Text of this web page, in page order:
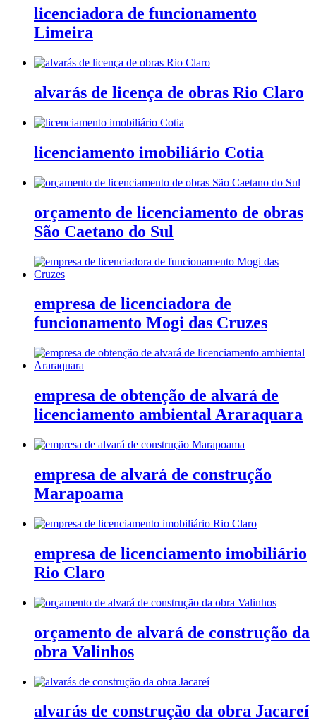
licenciadora de funcionamento
Limeira
alvarás de licença de obras Rio Claro
licenciamento imobiliário Cotia
orçamento de licenciamento de obras
São Caetano do Sul
empresa de licenciadora de
funcionamento Mogi das Cruzes
empresa de obtenção de alvará de
licenciamento ambiental Araraquara
empresa de alvará de construção
Marapoama
empresa de licenciamento imobiliário
Rio Claro
orçamento de alvará de construção da
obra Valinhos
alvarás de construção da obra Jacareí